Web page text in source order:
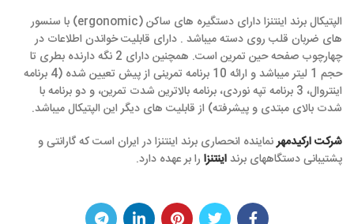
الپتیکال برند اینتنزا دارای دستگیره های ساکن (ergonomic) با سنسور
های ضربان قلب روی دسته میباشد . دارای قابلیت خواندن اطلاعات در
چهارچوب صفحه حین تمرین است. همچنین دارای 2 نگه دارنده بطری تا
حجم 1 لیتر میباشد و ارائه 10 برنامه تمرینی از پیش تعیین شده (4 برنامه
اینتروال، 3 برنامه تپه نوردی، برنامه بالاترین شدت تمرین، و دو برنامه با
شدت بالای مبتدی و پیشرفته) از قابلیت های دیگر این الپتیکال میباشد.
شرکت ارکیدمهرنماینده انحصاری برند اینتنزا در ایران است که گارانتی و
پشتیبانی دستگاههای برنداینتنزا را بر عهده دارد.